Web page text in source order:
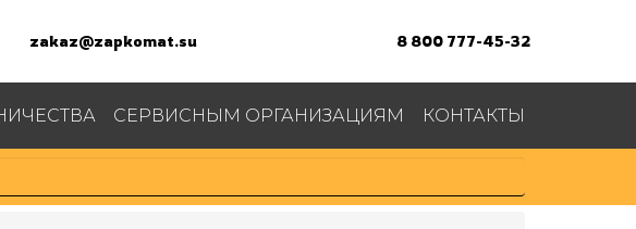
zakaz@zapkomat.su 8 800 777-45-32
СЕРВИСНЫМ ОРГАНИЗАЦИЯМ КОНТАКТЫ